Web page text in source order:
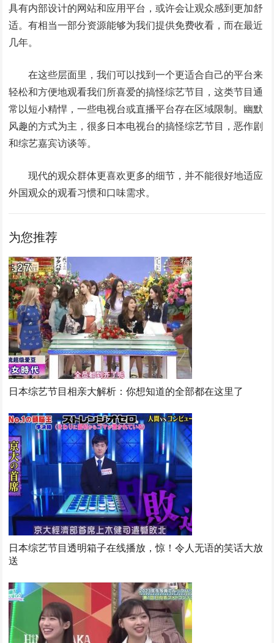
具有内部设计的网站和应用平台，或许会让观众感到更加舒
适。有相当一部分资源能够为我们提供免费收看，而在最近
几年。
在这些层面里，我们可以找到一个更适合自己的平台来
轻松和方便地观看我们所喜爱的搞怪综艺节目，这类节目通
常以短小精悍，一些电视台或直播平台存在区域限制。幽默
风趣的方式为主，很多日本电视台的搞怪综艺节目，恶作剧
和综艺嘉宾访谈等。
现代的观众群体更喜欢更多的细节，并不能很好地适应
外国观众的观看习惯和口味需求。
为您推荐
日本综艺节目相亲大解析：你想知道的全部都在这里了
日本综艺节目透明箱子在线播放，惊！令人无语的笑话大放
送